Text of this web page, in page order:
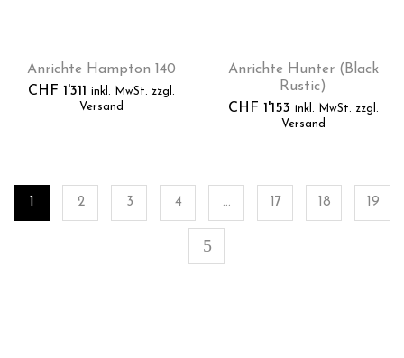
Anrichte Hampton 140
CHF 1'311 inkl. MwSt. zzgl.
Versand
Anrichte Hunter (Black
Rustic)
CHF 1'153 inkl. MwSt. zzgl.
Versand
1 2 3 4 … 17 18 19